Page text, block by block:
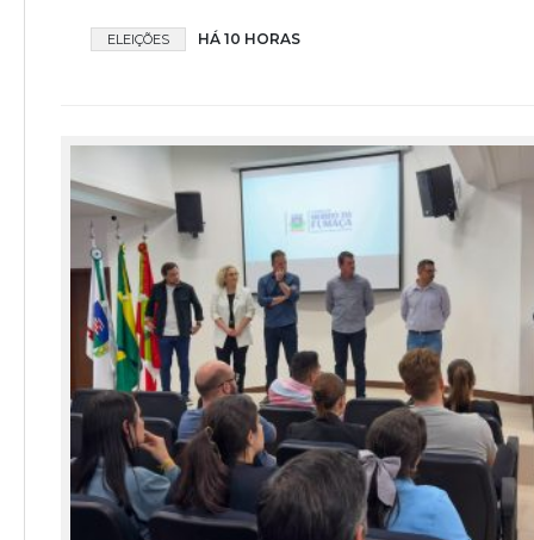
ELEIÇÕES HÁ 10 HORAS